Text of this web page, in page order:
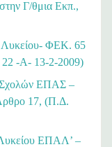
Γ/θμια Εκπ.,
Λυκείου- ΦΕΚ. 65
-Α- 13-2-2009)
Σχολών ΕΠΑΣ –
17, (Π.Δ.
ΕΠΑΛ’ –